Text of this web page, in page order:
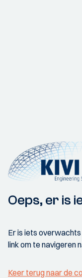
Oeps, er is
Er is iets
link om te navigeren
Keer terug naar de